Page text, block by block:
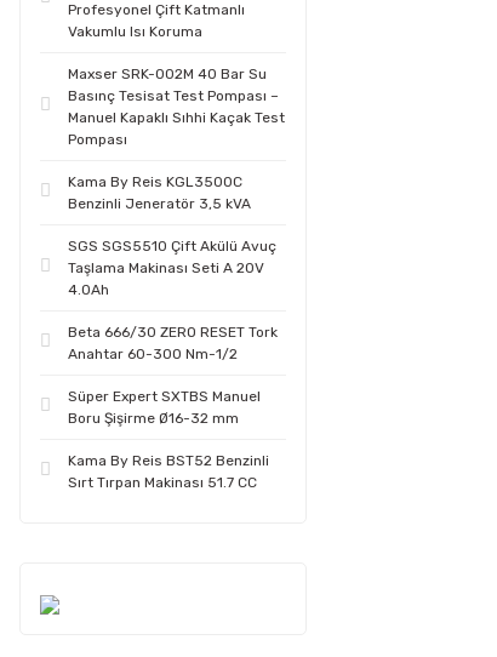
Profesyonel Çift Katmanlı
Vakumlu Isı Koruma
Maxser SRK-002M 40 Bar Su
Basınç Tesisat Test Pompası –
Manuel Kapaklı Sıhhi Kaçak Test
Pompası
Kama By Reis KGL3500C
Benzinli Jeneratör 3,5 kVA
SGS SGS5510 Çift Akülü Avuç
Taşlama Makinası Seti A 20V
4.0Ah
Beta 666/30 ZERO RESET Tork
Anahtar 60-300 Nm-1/2
Süper Expert SXTBS Manuel
Boru Şişirme Ø16-32 mm
Kama By Reis BST52 Benzinli
Sırt Tırpan Makinası 51.7 CC